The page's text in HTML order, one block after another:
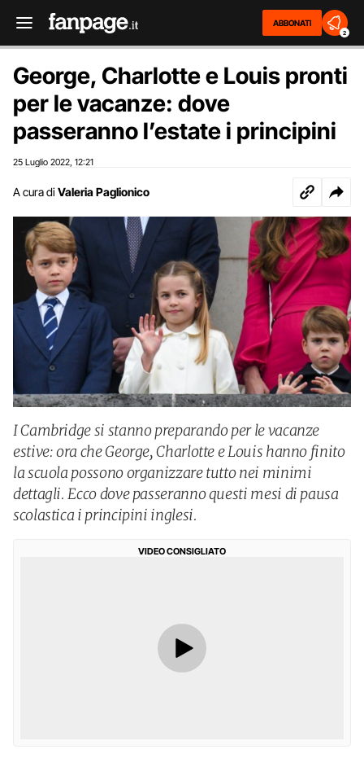
ABBONATI
2
George, Charlotte e Louis pronti
per le vacanze: dove
passeranno l’estate i principini
25 Luglio 2022 12:21
A cura di Valeria Paglionico
I Cambridge si stanno preparando per le vacanze
estive: ora che George, Charlotte e Louis hanno finito
la scuola possono organizzare tutto nei minimi
dettagli. Ecco dove passeranno questi mesi di pausa
scolastica i principini inglesi.
VIDEO CONSIGLIATO